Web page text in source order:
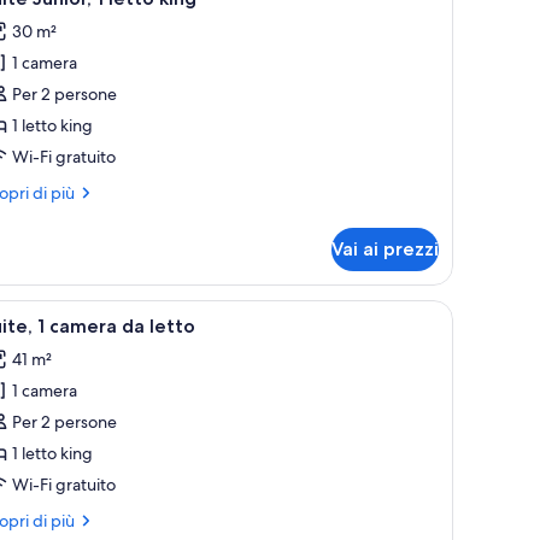
30 m²
1 camera
Per 2 persone
1 letto king
Wi-Fi gratuito
di più
Vai ai prezzi
un tavolo e ampie finestre con vista sulla città.
8 1 camera da letto
41 m²
1 camera
Per 2 persone
1 letto king
Wi-Fi gratuito
di più